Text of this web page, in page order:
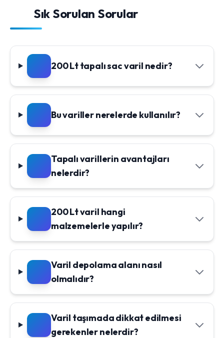
Sık Sorulan Sorular
200 Lt tapalı sac varil nedir?
Bu variller nerelerde kullanılır?
Tapalı varillerin avantajları
nelerdir?
200 Lt varil hangi
malzemelerle yapılır?
Varil depolama alanı nasıl
olmalıdır?
Varil taşımada dikkat edilmesi
gerekenler nelerdir?